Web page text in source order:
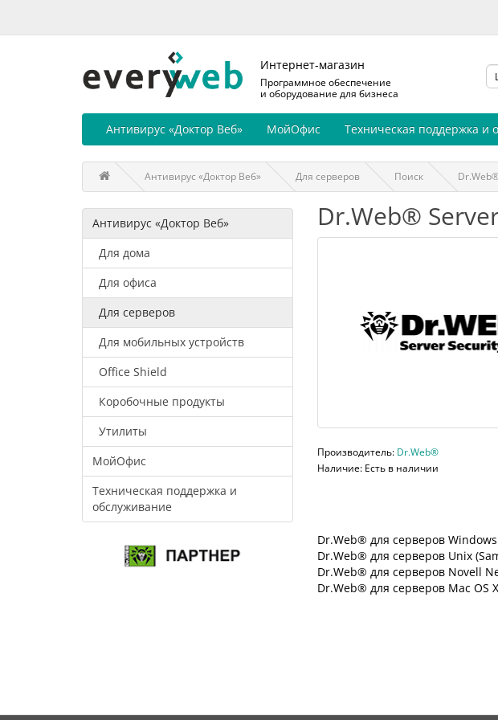
Интернет-магазин
Программное обеспечение
и оборудование для бизнеса
Антивирус «Доктор Веб» МойОфис Техническая поддержка и
Антивирус «Доктор Веб» Для серверов Поиск
Антивирус «Доктор Веб»
Для дома
Для офиса
Для серверов
Для мобильных устройств
Office Shield
Коробочные продукты
Утилиты
МойОфис
Техническая поддержка и
обслуживание
Dr.Web®
Производитель: Dr.Web®
Наличие: Есть в наличии
Dr.Web® для серверов
Dr.Web® для серверов Unix
Dr.Web® для серверов Novell
Dr.Web® для серверов Mac OS